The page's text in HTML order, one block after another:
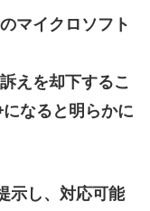
マイクロソフト
えを却下するこ
なると明らかに
示し、対応可能